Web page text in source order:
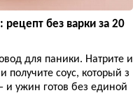
без варки за 20
для паники. Натрите и
получите соус, который з
ужин готов без единой